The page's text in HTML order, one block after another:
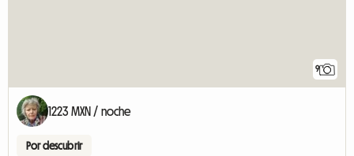
9
1223 MXN / noche
Por descubrir